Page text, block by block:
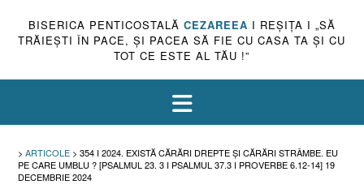
BISERICA PENTICOSTALĂ CEZAREEA I REŞIŢA I „SĂ
TRĂIEŞTI ÎN PACE, ŞI PACEA SĂ FIE CU CASA TA ŞI CU
TOT CE ESTE AL TĂU !”
> ARTICOLE > 354 I 2024. EXISTĂ CĂRĂRI DREPTE ȘI CĂRĂRI STRÂMBE. EU
PE CARE UMBLU ? [PSALMUL 23. 3 I PSALMUL 37.3 I PROVERBE 6.12-14] 19
DECEMBRIE 2024